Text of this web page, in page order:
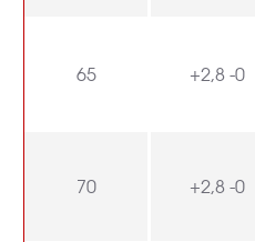
65 +2,8 -0
70 +2,8 -0